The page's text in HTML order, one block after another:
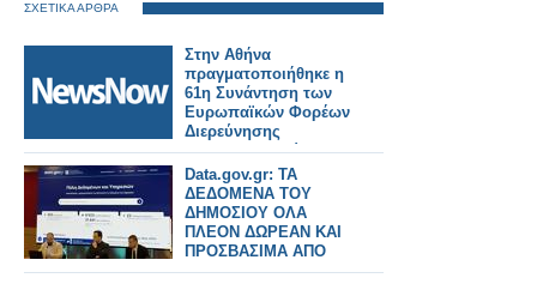
ΣΧΕΤΙΚΑ ΑΡΘΡΑ
Στην Αθήνα
πραγματοποιήθηκε η
61η Συνάντηση των
Ευρωπαϊκών Φορέων
Διερεύνησης
Σιδηροδρομικών
Ατυχημάτων»
Data.gov.gr: ΤΑ
ΔΕΔΟΜΕΝΑ ΤΟΥ
ΔΗΜΟΣΙΟΥ ΟΛΑ
ΠΛΕΟΝ ΔΩΡΕΑΝ ΚΑΙ
ΠΡΟΣΒΑΣΙΜΑ ΑΠΟ
ΤΟΥΣ ΠΟΛΙΤΕΣ